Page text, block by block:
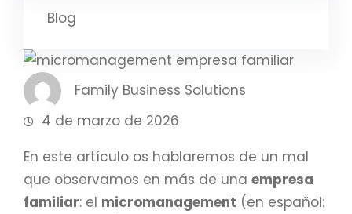
Blog
Family Business Solutions
4 de marzo de 2026
En este artículo os hablaremos de un mal
que observamos en más de una empresa
familiar: el micromanagement (en español: